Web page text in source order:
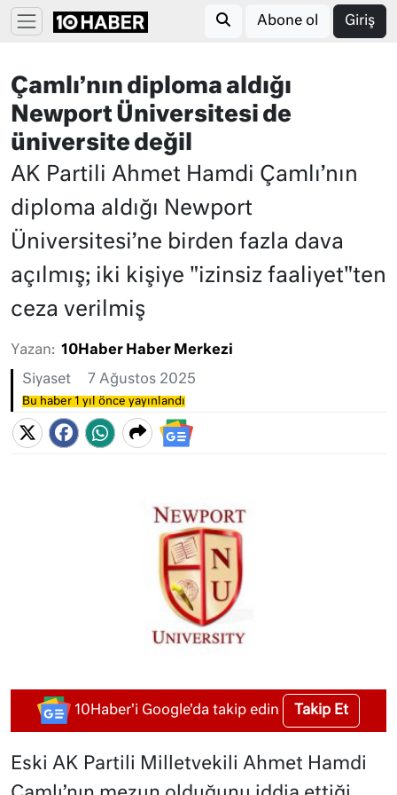
Abone ol Giriş
Çamlı’nın diploma aldığı
Newport Üniversitesi de
üniversite değil
AK Partili Ahmet Hamdi Çamlı’nın
diploma aldığı Newport
Üniversitesi’ne birden fazla dava
açılmış; iki kişiye "izinsiz faaliyet"ten
ceza verilmiş
Yazan: 10Haber Haber Merkezi
Siyaset 7 Ağustos 2025
Bu haber 1 yıl önce yayınlandı
10Haber'i Google'da takip edin Takip Et
Eski AK Partili Milletvekili Ahmet Hamdi